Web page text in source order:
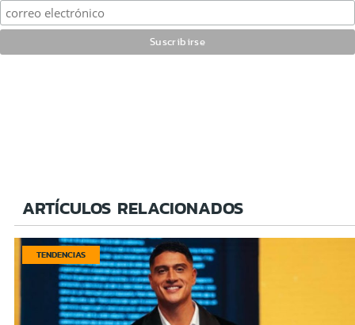
ARTÍCULOS RELACIONADOS
TENDENCIAS